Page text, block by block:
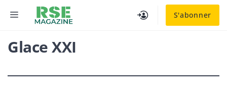
S'abonner
MENU
Glace XXI